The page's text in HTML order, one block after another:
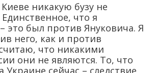
Киеве никакую бузу не
что я
это был против Януковича. Я
него, как и против
что никакими
они не являются. То, что